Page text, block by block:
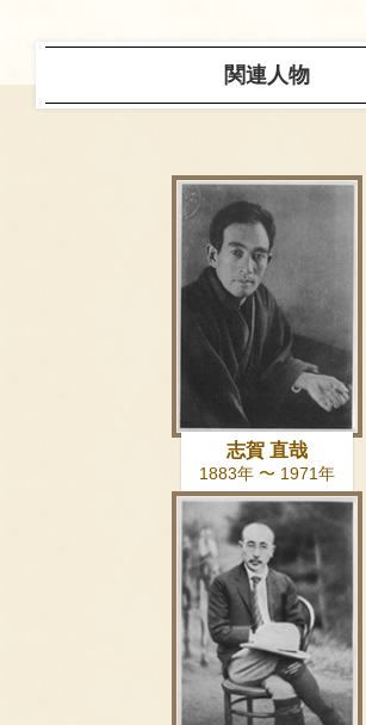
関連人物
志賀 直哉
1883年 〜 1971年